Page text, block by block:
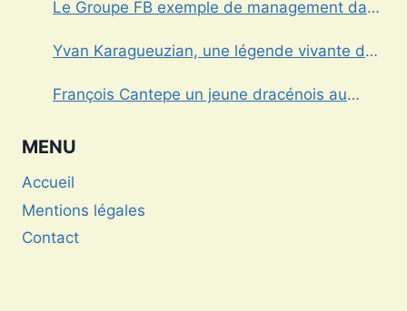
Le Groupe FB exemple de management dans
Yvan Karagueuzian, une légende vivante de
François Cantepe un jeune dracénois au
MENU
Accueil
Mentions légales
Contact